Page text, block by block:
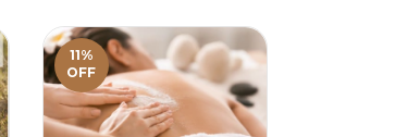
11%
OFF